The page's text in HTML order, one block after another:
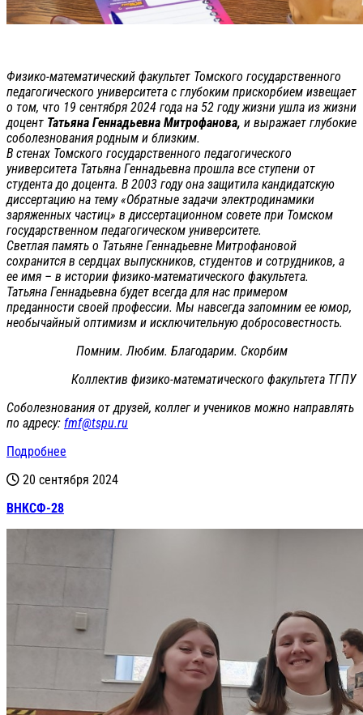
Физико-математический факультет Томского государственного
педагогического университета с глубоким прискорбием извещает
о том, что 19 сентября 2024 года на 52 году жизни ушла из жизни
доцент Татьяна Геннадьевна Митрофанова, и выражает глубокие
соболезнования родным и близким.
В стенах Томского государственного педагогического
университета Татьяна Геннадьевна прошла все ступени от
студента до доцента. В 2003 году она защитила кандидатскую
диссертацию на тему «Обратные задачи электродинамики
заряженных частиц» в диссертационном совете при Томском
государственном педагогическом университете.
Светлая память о Татьяне Геннадьевне Митрофановой
сохранится в сердцах выпускников, студентов и сотрудников, а
ее имя – в истории физико-математического факультета.
Татьяна Геннадьевна будет всегда для нас примером
преданности своей профессии. Мы навсегда запомним ее юмор,
необычайный оптимизм и исключительную добросовестность.
Помним. Любим. Благодарим. Скорбим
Коллектив физико-математического факультета ТГПУ
Соболезнования от друзей, коллег и учеников можно направлять
по адресу: fmf@tspu.ru
Подробнее
20 сентября 2024
ВНКСФ-28